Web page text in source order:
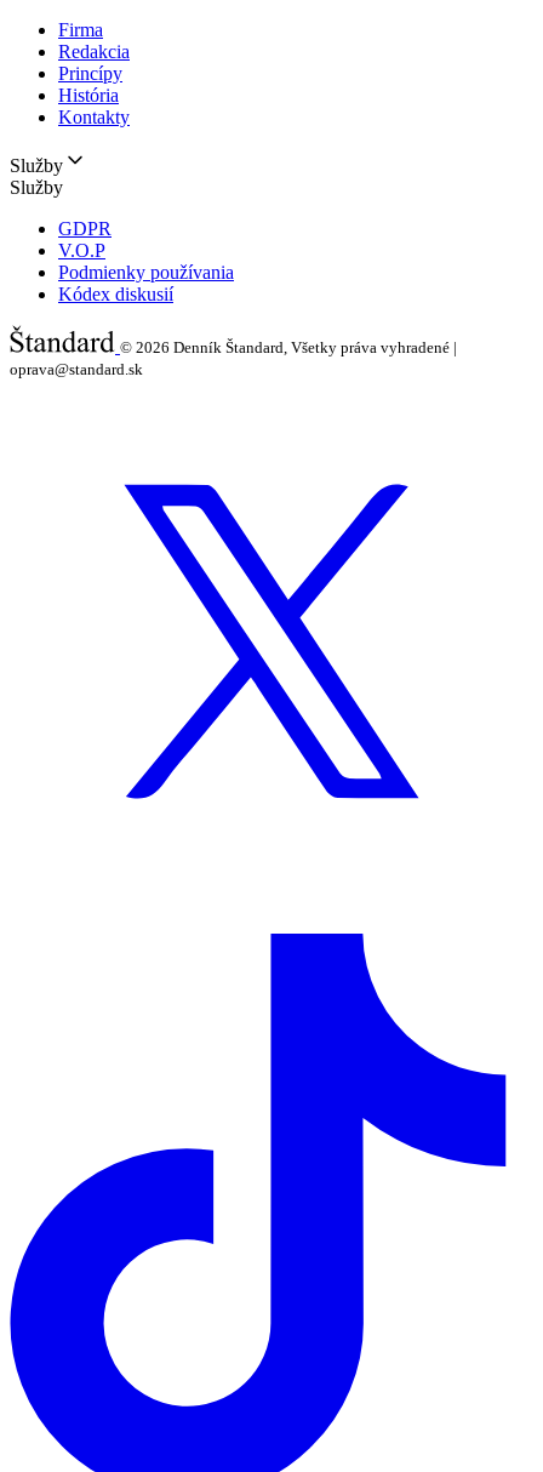
Firma
Redakcia
Princípy
História
Kontakty
Služby
Služby
GDPR
V.O.P
Podmienky používania
Kódex diskusií
© 2026 Denník Štandard, Všetky práva vyhradené |
oprava@standard.sk